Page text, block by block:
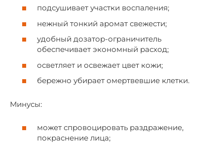
подсушивает участки воспаления;
нежный тонкий аромат свежести;
удобный дозатор-ограничитель
обеспечивает экономный расход;
осветляет и освежает цвет кожи;
бережно убирает омертвевшие клетки.
Минусы:
может спровоцировать раздражение,
покраснение лица;